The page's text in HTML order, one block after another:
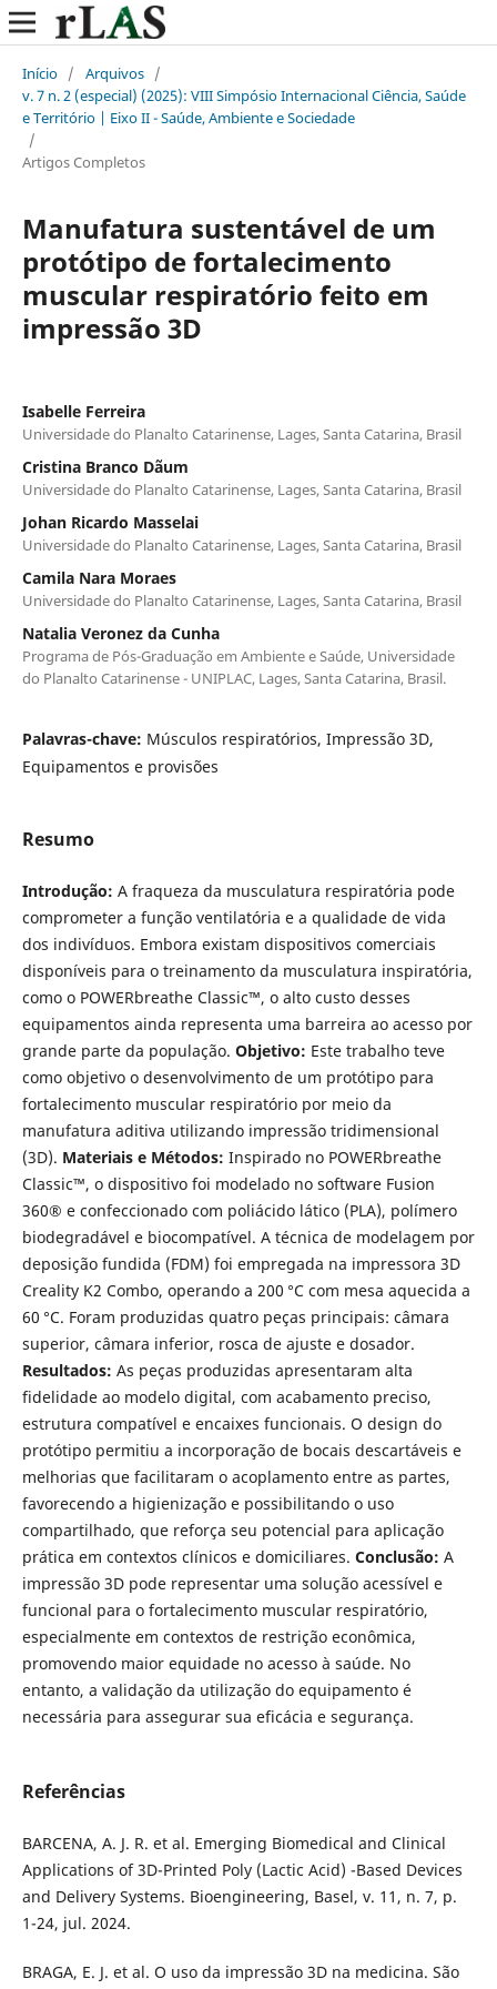
Início / Arquivos /
v. 7 n. 2 (especial) (2025): VIII Simpósio Internacional Ciência, Saúde
e Território | Eixo II - Saúde, Ambiente e Sociedade
/
Artigos Completos
Manufatura sustentável de um
protótipo de fortalecimento
muscular respiratório feito em
impressão 3D
Isabelle Ferreira
Universidade do Planalto Catarinense, Lages, Santa Catarina, Brasil
Cristina Branco Dãum
Universidade do Planalto Catarinense, Lages, Santa Catarina, Brasil
Johan Ricardo Masselai
Universidade do Planalto Catarinense, Lages, Santa Catarina, Brasil
Camila Nara Moraes
Universidade do Planalto Catarinense, Lages, Santa Catarina, Brasil
Natalia Veronez da Cunha
Programa de Pós-Graduação em Ambiente e Saúde, Universidade
do Planalto Catarinense - UNIPLAC, Lages, Santa Catarina, Brasil.
Palavras-chave: Músculos respiratórios, Impressão 3D,
Equipamentos e provisões
Resumo
Introdução: A fraqueza da musculatura respiratória pode
comprometer a função ventilatória e a qualidade de vida
dos indivíduos. Embora existam dispositivos comerciais
disponíveis para o treinamento da musculatura inspiratória,
como o POWERbreathe Classic™, o alto custo desses
equipamentos ainda representa uma barreira ao acesso por
grande parte da população. Objetivo: Este trabalho teve
como objetivo o desenvolvimento de um protótipo para
fortalecimento muscular respiratório por meio da
manufatura aditiva utilizando impressão tridimensional
(3D). Materiais e Métodos: Inspirado no POWERbreathe
Classic™, o dispositivo foi modelado no software Fusion
360® e confeccionado com poliácido lático (PLA), polímero
biodegradável e biocompatível. A técnica de modelagem por
deposição fundida (FDM) foi empregada na impressora 3D
Creality K2 Combo, operando a 200 °C com mesa aquecida a
60 °C. Foram produzidas quatro peças principais: câmara
superior, câmara inferior, rosca de ajuste e dosador.
Resultados: As peças produzidas apresentaram alta
fidelidade ao modelo digital, com acabamento preciso,
estrutura compatível e encaixes funcionais. O design do
protótipo permitiu a incorporação de bocais descartáveis e
melhorias que facilitaram o acoplamento entre as partes,
favorecendo a higienização e possibilitando o uso
compartilhado, que reforça seu potencial para aplicação
prática em contextos clínicos e domiciliares. Conclusão: A
impressão 3D pode representar uma solução acessível e
funcional para o fortalecimento muscular respiratório,
especialmente em contextos de restrição econômica,
promovendo maior equidade no acesso à saúde. No
entanto, a validação da utilização do equipamento é
necessária para assegurar sua eficácia e segurança.
Referências
BARCENA, A. J. R. et al. Emerging Biomedical and Clinical
Applications of 3D-Printed Poly (Lactic Acid) -Based Devices
and Delivery Systems. Bioengineering, Basel, v. 11, n. 7, p.
1-24, jul. 2024.
BRAGA, E. J. et al. O uso da impressão 3D na medicina. São